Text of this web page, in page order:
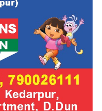
राष्ट्रीय राजधानी दिल्ली के
घटनाओं (Current Affairs)
जागरूकता खंड में इससे जुड़े
और सम्मानित करियर
अंतिम तिथि15 जुलाई
नियमित अपडेट के लिए
समय पर चेक करते रहें।